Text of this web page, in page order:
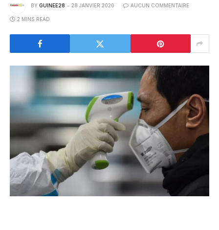
BY GUINEE28 28 JANVIER 2020 AUCUN COMMENTAIRE
2 MINS READ